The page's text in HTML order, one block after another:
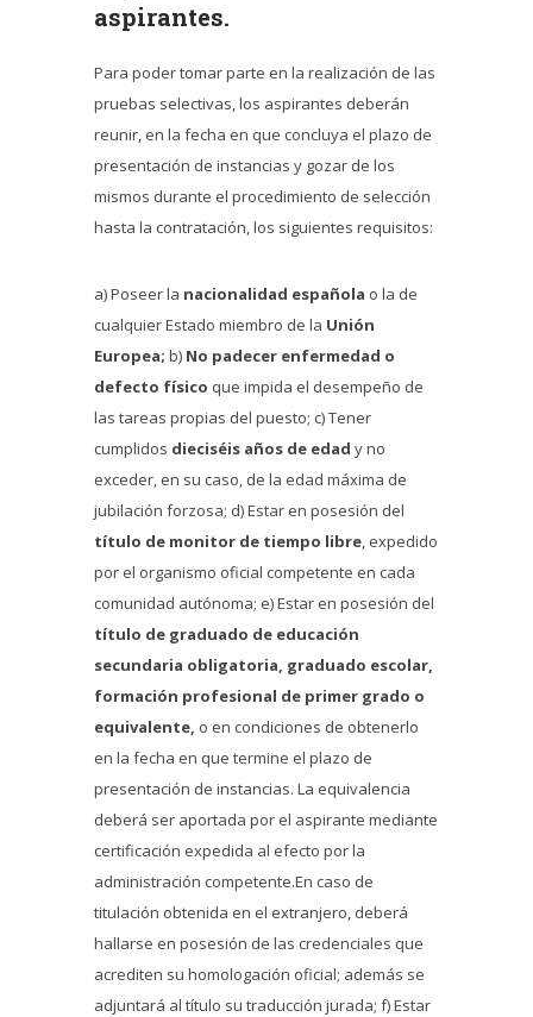
aspirantes.
Para poder tomar parte en la realización de las
pruebas selectivas, los aspirantes deberán
reunir, en la fecha en que concluya el plazo de
presentación de instancias y gozar de los
mismos durante el procedimiento de selección
hasta la contratación, los siguientes requisitos:
a) Poseer la nacionalidad española o la de
cualquier Estado miembro de la Unión
Europea; b) No padecer enfermedad o
defecto físico que impida el desempeño de
las tareas propias del puesto; c) Tener
cumplidos dieciséis años de edad y no
exceder, en su caso, de la edad máxima de
jubilación forzosa; d) Estar en posesión del
título de monitor de tiempo libre, expedido
por el organismo oficial competente en cada
comunidad autónoma; e) Estar en posesión del
título de graduado de educación
secundaria obligatoria, graduado escolar,
formación profesional de primer grado o
equivalente, o en condiciones de obtenerlo
en la fecha en que termine el plazo de
presentación de instancias. La equivalencia
deberá ser aportada por el aspirante mediante
certificación expedida al efecto por la
administración competente.En caso de
titulación obtenida en el extranjero, deberá
hallarse en posesión de las credenciales que
acrediten su homologación oficial; además se
adjuntará al título su traducción jurada; f) Estar